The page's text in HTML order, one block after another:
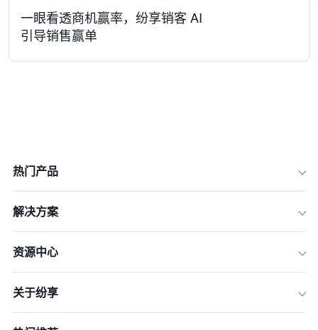
一眼看透商机赢率，纷享销客 AI
引导销售赢单
热门产品
解决方案
资源中心
关于纷享